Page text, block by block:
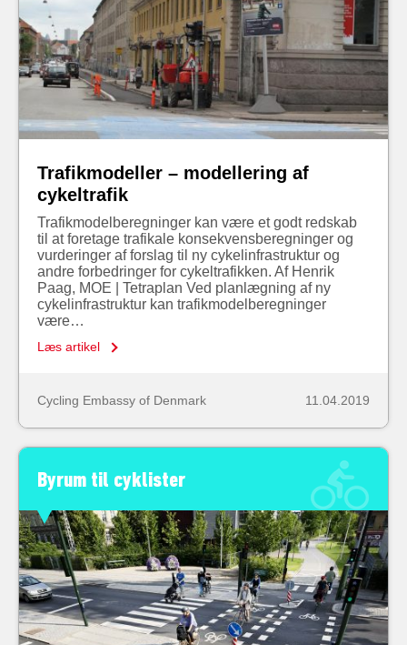
Trafikmodeller – modellering af
cykeltrafik
Trafikmodelberegninger kan være et godt redskab
til at foretage trafikale konsekvensberegninger og
vurderinger af forslag til ny cykelinfrastruktur og
andre forbedringer for cykeltrafikken. Af Henrik
Paag, MOE | Tetraplan Ved planlægning af ny
cykelinfrastruktur kan trafikmodelberegninger
være…
Læs artikel
Cycling Embassy of Denmark 11.04.2019
Byrum til cyklister